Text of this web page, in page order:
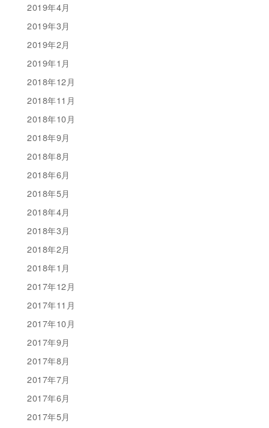
2019年4月
2019年3月
2019年2月
2019年1月
2018年12月
2018年11月
2018年10月
2018年9月
2018年8月
2018年6月
2018年5月
2018年4月
2018年3月
2018年2月
2018年1月
2017年12月
2017年11月
2017年10月
2017年9月
2017年8月
2017年7月
2017年6月
2017年5月